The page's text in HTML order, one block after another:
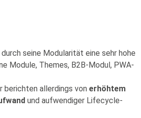
seine Modularität eine sehr hohe
Module, Themes, B2B-Modul, PWA-
berichten allerdings von erhöhtem
und aufwendiger Lifecycle-